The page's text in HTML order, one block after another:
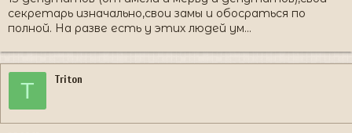
секретарь изначально,свои замы и обосраться по
полной. На разве есть у этих людей ум...
T Triton